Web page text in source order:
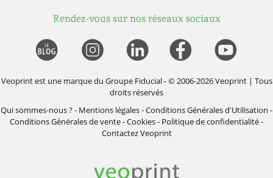
Rendez-vous sur nos réseaux sociaux
Veoprint est une marque du Groupe Fiducial- © 2006-2026 Veoprint | Tous
droits réservés
Qui sommes-nous ?- Mentions légales-Conditions Générales d'Utilisation -
Conditions Générales de vente-Cookies- Politique de confidentialité-
Contactez Veoprint